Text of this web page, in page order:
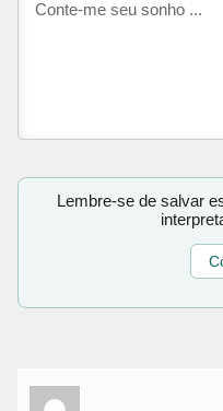
Lembre-se de salvar